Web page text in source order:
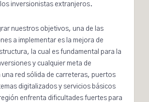
inversionistas extranjeros.
nuestros objetivos, una de las
a implementar es la mejora de
la cual es fundamental para la
y cualquier meta de
una red sólida de carreteras, puertos
digitalizados y servicios básicos
enfrenta dificultades fuertes para